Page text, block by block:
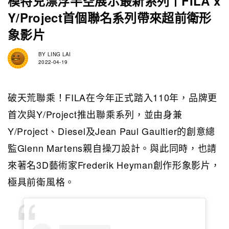
Y/Project首個聯名系列帶來超前衛形
象影片
BY LING LAI
2022-04-19
破天荒聯乘！FILA在今年正式踏入110年，品牌更
首次與Y/Project推出聯乘系列，並由身兼
Y/Project、Diesel及Jean Paul Gaultier的創意總
監Glenn Martens親自操刀設計。與此同時，也請
來著名3D藝術家Frederik Heyman創作形象影片，
極具前衛風格。